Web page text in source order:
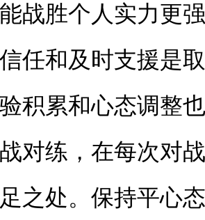
战胜个人实力更
任和及时支援是
积累和心态调整
对练，在每次对
之处。保持平心